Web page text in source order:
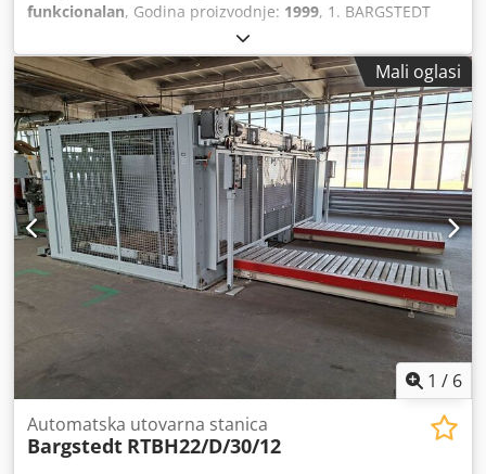
funkcionalan, Godina proizvodnje: 1999, 1. BARGSTEDT
TBP16/DG/30/22/S portalni sustav za opskrbu materijala
Vakuumski portal za opskrbu sirovim pločama (fiksni rub
desno) Cedjzh Uzispfx Akvjrf • Težina obratka do 100 kg •
Učinak do 5 taktova/min • Povrat paleta + zaštita
svjetlosnom barijerom 2. BARGSTEDT TPP20/28/21/S
magazin za palete Priprema praznih paleta za opskrbu •
Kapacitet cca 12 paleta • Maksimalna visina stoga 1.800
mm
Mali oglasi
1 / 6
Automatska utovarna stanica
Bargstedt RTBH22/D/30/12